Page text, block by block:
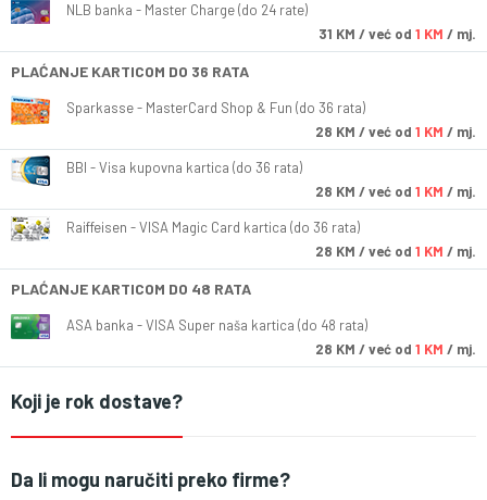
NLB banka - Master Charge (do 24 rate)
31 KM / već od 1 KM / mj.
PLAĆANJE KARTICOM DO 36 RATA
Sparkasse - MasterCard Shop & Fun (do 36 rata)
28 KM / već od 1 KM / mj.
BBI - Visa kupovna kartica (do 36 rata)
28 KM / već od 1 KM / mj.
Raiffeisen - VISA Magic Card kartica (do 36 rata)
28 KM / već od 1 KM / mj.
PLAĆANJE KARTICOM DO 48 RATA
ASA banka - VISA Super naša kartica (do 48 rata)
28 KM / već od 1 KM / mj.
Koji je rok dostave?
Da li mogu naručiti preko firme?